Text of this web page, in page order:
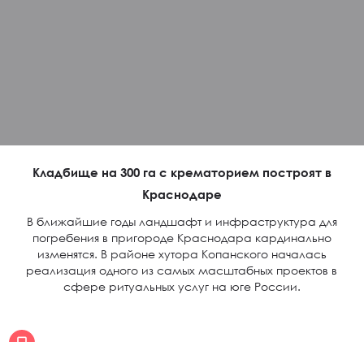
Кладбище на 300 га с крематорием построят в
Краснодаре
В ближайшие годы ландшафт и инфраструктура для
погребения в пригороде Краснодара кардинально
изменятся. В районе хутора Копанского началась
реализация одного из самых масштабных проектов в
сфере ритуальных услуг на юге России.